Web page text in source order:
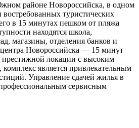
районе Новороссийска, в одном
туристических
в 15 минутах пешком от пляжа
находятся школа,
магазины, отделения банков и
Новороссийска — 15 минут
престижной локации с высоким
является привлекательным
Управление сдачей жилья в
сервисным